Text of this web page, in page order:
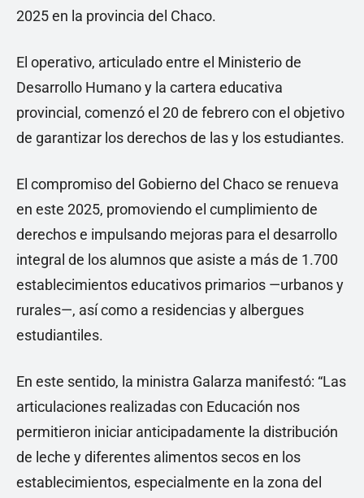
2025 en la provincia del Chaco.
El operativo, articulado entre el Ministerio de
Desarrollo Humano y la cartera educativa
provincial, comenzó el 20 de febrero con el objetivo
de garantizar los derechos de las y los estudiantes.
El compromiso del Gobierno del Chaco se renueva
en este 2025, promoviendo el cumplimiento de
derechos e impulsando mejoras para el desarrollo
integral de los alumnos que asiste a más de 1.700
establecimientos educativos primarios —urbanos y
rurales—, así como a residencias y albergues
estudiantiles.
En este sentido, la ministra Galarza manifestó: “Las
articulaciones realizadas con Educación nos
permitieron iniciar anticipadamente la distribución
de leche y diferentes alimentos secos en los
establecimientos, especialmente en la zona del